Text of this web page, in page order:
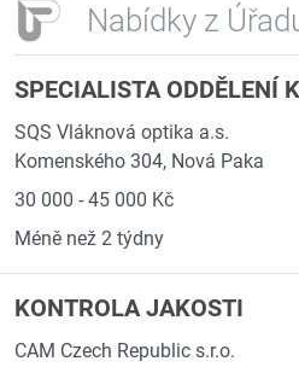
Nabídky z
SPECIALISTA ODDĚLENÍ
SQS Vláknová optika a.s.
Komenského 304, Nová Paka
30 000 - 45 000 Kč
Méně než 2 týdny
KONTROLA JAKOSTI
CAM Czech Republic s.r.o.